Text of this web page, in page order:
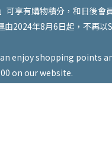
可享有購物積分，和日後
2024年8月6日起，不再以
enjoy shopping points
on our website.